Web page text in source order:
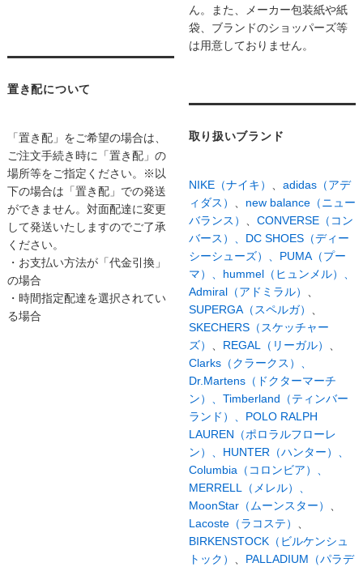
置き配について
「置き配」をご希望の場合は、
ご注文手続き時に「置き配」の
場所等をご指定ください。※以
下の場合は「置き配」での発送
ができません。対面配達に変更
して発送いたしますのでご了承
ください。
・お支払い方法が「代金引換」
の場合
・時間指定配達を選択されてい
る場合
ん。また、メーカー包装紙や紙
袋、ブランドのショッパーズ等
は用意しておりません。
取り扱いブランド
NIKE（ナイキ） 、 adidas（アデ
ィダス） 、 new balance（ニュー
バランス） 、 CONVERSE（コン
バース）、 DC SHOES（ディー
シーシューズ）、 PUMA（プー
マ）、 hummel（ヒュンメル）、
Admiral（アドミラル） 、
SUPERGA（スペルガ） 、
SKECHERS（スケッチャー
ズ） 、 REGAL（リーガル） 、
Clarks（クラークス）、
Dr.Martens（ドクターマーチ
ン）、 Timberland（ティンバー
ランド）、 POLO RALPH
LAUREN（ポロラルフローレ
ン）、 HUNTER（ハンター）、
Columbia（コロンビア）、
MERRELL（メレル）、
MoonStar（ムーンスター） 、
Lacoste（ラコステ） 、
BIRKENSTOCK（ビルケンシュ
トック） 、 PALLADIUM（パラデ